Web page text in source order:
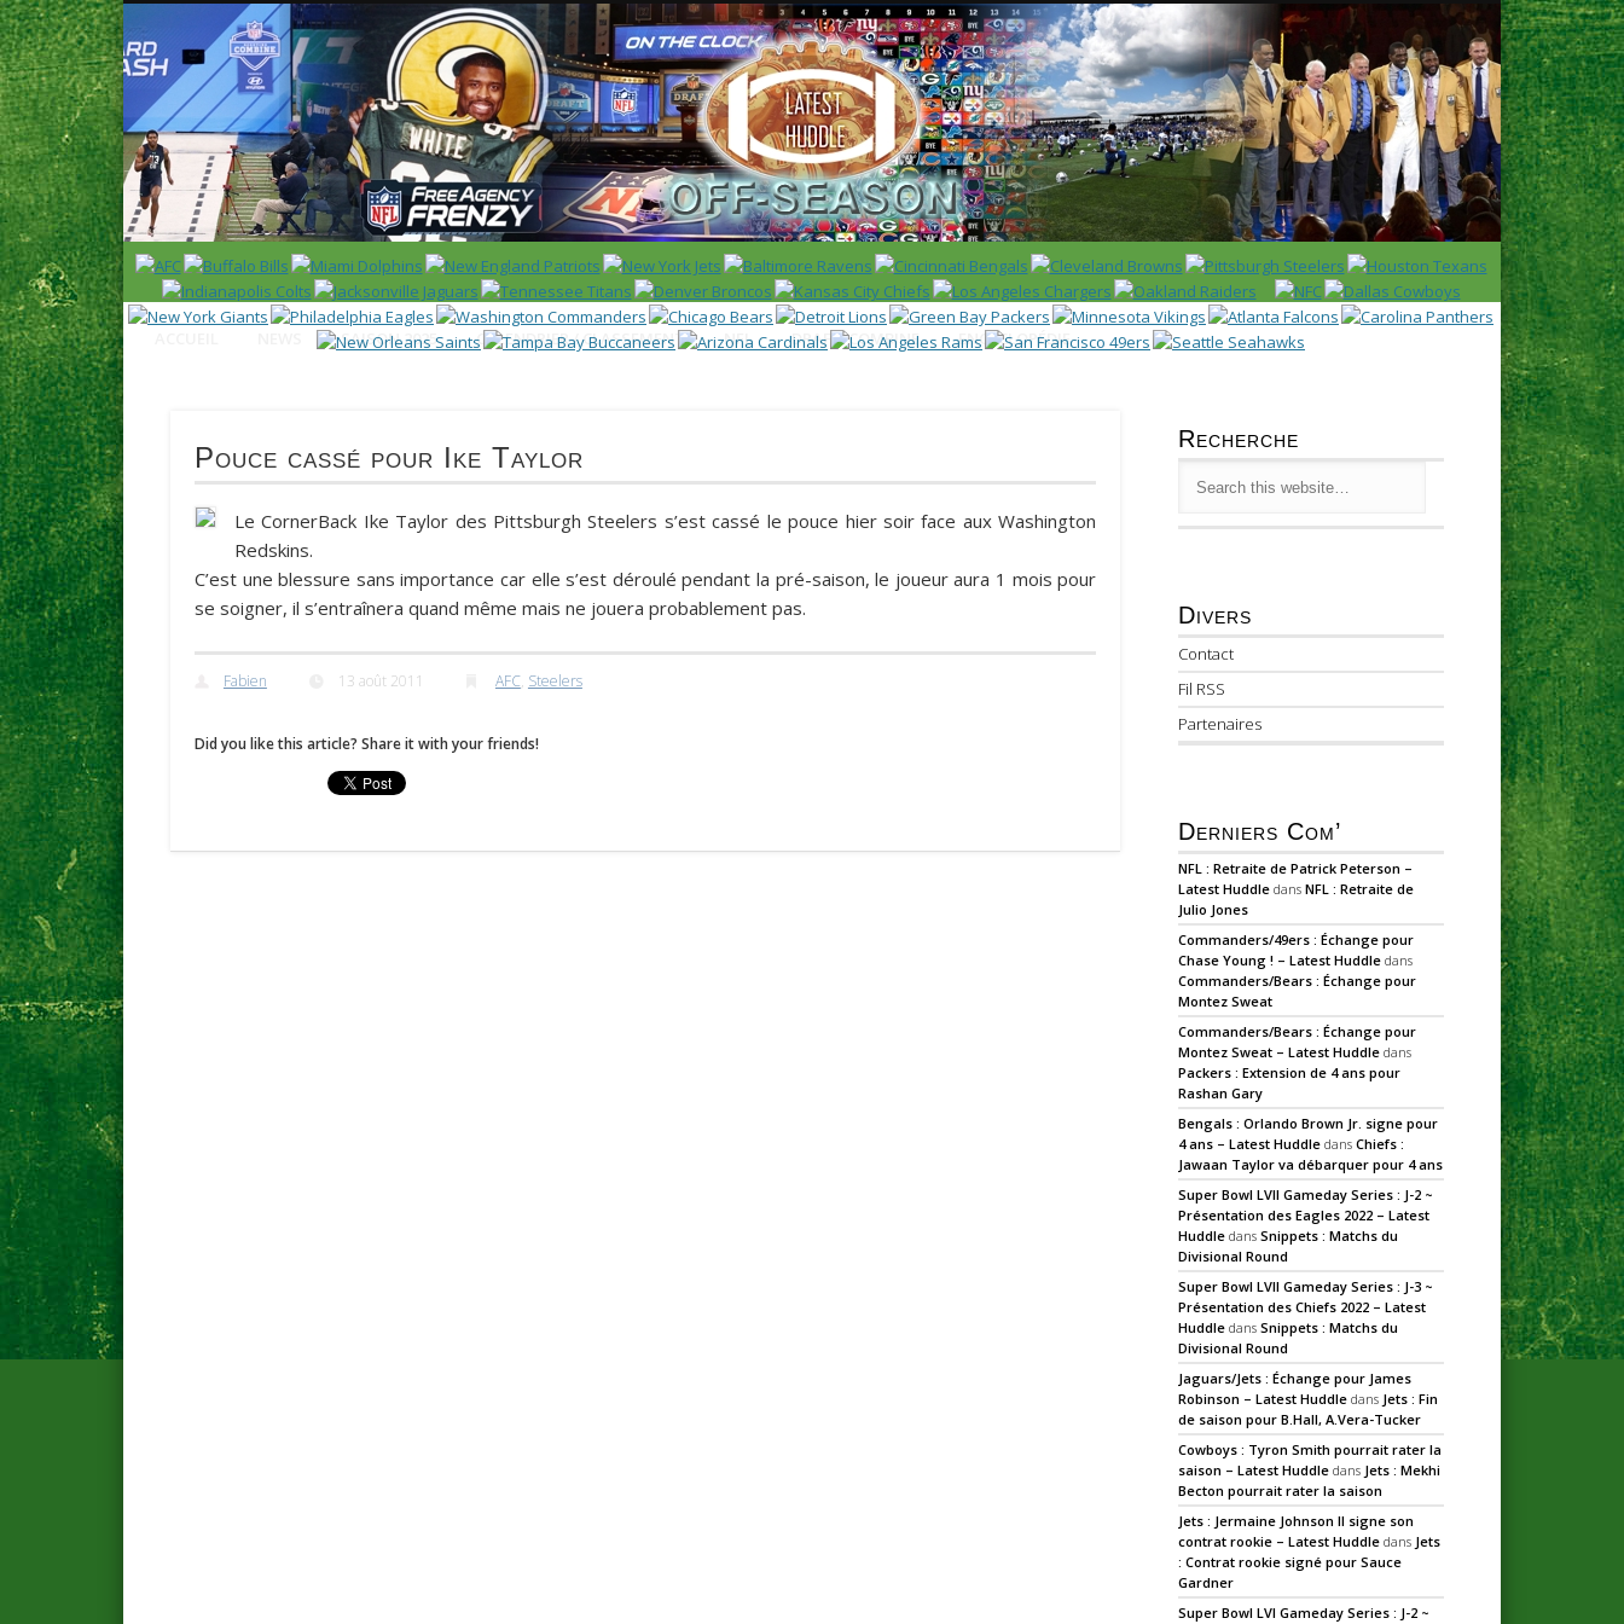
Latest
News en français sur la NFL et le Football Américain (Foot US)
SAISON 2025 CALENDRIER / CLASSEMENT NFL DRAFT/COMBINE ENCYCLOPÉDIE
Pouce cassé pour Ike Taylor
Le CornerBack Ike Taylor des Pittsburgh Steelers s’est cassé le pouce hier soir face aux Washington
Redskins.
C’est une blessure sans importance car elle s’est déroulé pendant la pré-saison, le joueur aura 1 mois pour
se soigner, il s’entraînera quand même mais ne jouera probablement pas.
Fabien 13 août 2011 AFC, Steelers
Did you like this article? Share it with your friends!
Recherche
Divers
Contact
Fil RSS
Partenaires
Derniers Com’
NFL : Retraite de Patrick Peterson –
Latest Huddle dansNFL : Retraite de
Julio Jones
Commanders/49ers : Échange pour
Chase Young ! – Latest Huddle dans
Commanders/Bears : Échange pour
Montez Sweat
Commanders/Bears : Échange pour
Montez Sweat – Latest Huddle dans
Packers : Extension de 4 ans pour
Rashan Gary
Bengals : Orlando Brown Jr. signe pour
4 ans – Latest Huddle dansChiefs :
Jawaan Taylor va débarquer pour 4 ans
Super Bowl LVII Gameday Series : J-2 ~
Présentation des Eagles 2022 – Latest
Huddle dansSnippets : Matchs du
Divisional Round
Super Bowl LVII Gameday Series : J-3 ~
Présentation des Chiefs 2022 – Latest
Huddle dansSnippets : Matchs du
Divisional Round
Jaguars/Jets : Échange pour James
Robinson – Latest Huddle dans Jets : Fin
de saison pour B.Hall, A.Vera-Tucker
Cowboys : Tyron Smith pourrait rater la
saison – Latest Huddle dans Jets : Mekhi
Becton pourrait rater la saison
Jets : Jermaine Johnson II signe son
contrat rookie – Latest Huddle dans Jets
: Contrat rookie signé pour Sauce
Gardner
Super Bowl LVI Gameday Series : J-2 ~